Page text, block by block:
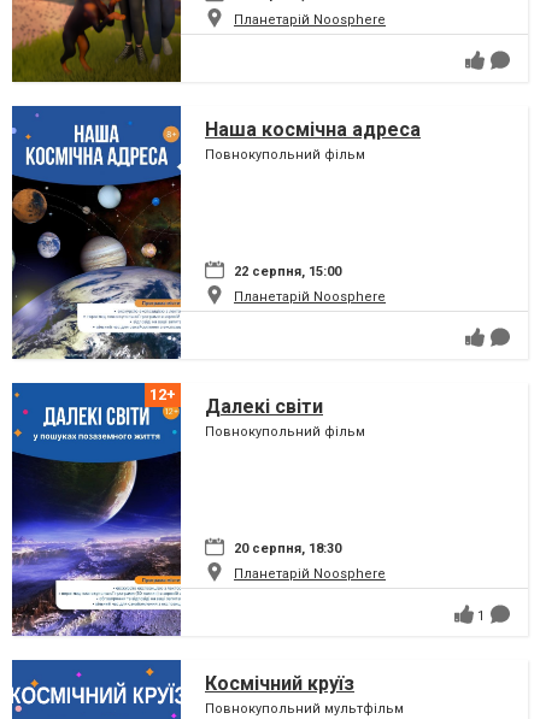
Планетарій Noosphere
Наша космічна адреса
Повнокупольний фільм
22 серпня, 15:00
Планетарій Noosphere
Далекі світи
Повнокупольний фільм
20 серпня, 18:30
Планетарій Noosphere
1
Космічний круїз
Повнокупольний мультфільм